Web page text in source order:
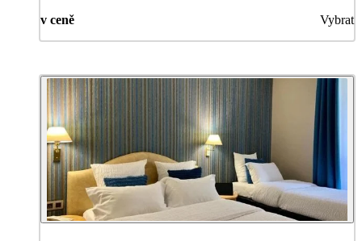
v ceně Vybrat